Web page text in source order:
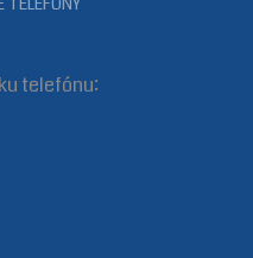
telefónu: